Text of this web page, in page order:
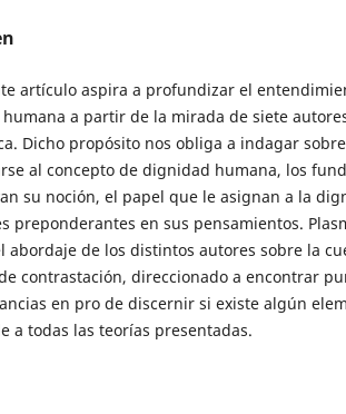
artículo aspira a profundizar el
a partir de la mirada de siete
Dicho propósito nos obliga a indagar
al concepto de dignidad humana, los
su noción, el papel que le asignan a la
preponderantes en sus pensamientos.
abordaje de los distintos autores sobre la
contrastación, direccionado a encontrar
en pro de discernir si existe algún
a todas las teorías presentadas.